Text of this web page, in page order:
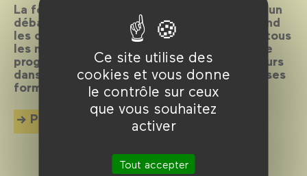
Ce site utilise des
cookies et vous donne
le contrôle sur ceux
que vous souhaitez
activer
Tout accepter
La formule magique des
– un film, un
débat ou une animation et un goûter – attend
les cinéphiles en herbe de 18 mois à 8 ans tous
les mercredis et dimanches après-midi ! Une
programmation joyeuse et ludique et toujours
dans la découverte du cinéma dans toutes ses
formes.
Plus d'info